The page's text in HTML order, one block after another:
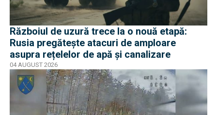
Războiul de uzură trece la o nouă etapă:
Rusia pregătește atacuri de amploare
asupra rețelelor de apă și canalizare
04 AUGUST 2026